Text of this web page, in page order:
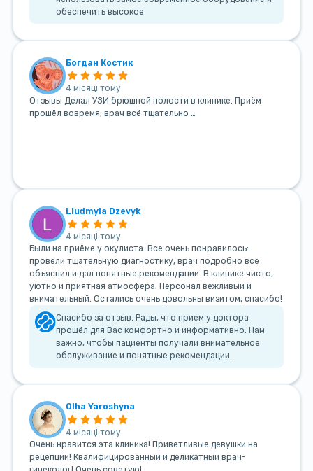
обеспечить высокое
Богдан Костик
4 місяці тому
Отзывы Делал УЗИ брюшной полости в клинике. Приём
прошёл вовремя, врач всё тщательно …
Liudmyla Dzevyk
4 місяці тому
Были на приёме у окулиста. Все очень понравилось:
провели тщательную диагностику, врач подробно всё
объяснил и дал понятные рекомендации. В клинике чисто,
уютно и приятная атмосфера. Персонал вежливый и
внимательный. Остались очень довольны визитом, спасибо!
Спасибо за отзыв. Рады, что прием у доктора
прошёл для Вас комфортно и информативно. Нам
важно, чтобы пациенты получали внимательное
обслуживание и понятные рекомендации.
Olha Yaroshyna
4 місяці тому
Очень нравится эта клиника! Приветливые девушки на
рецепции! Квалифицированный и деликатный врач-